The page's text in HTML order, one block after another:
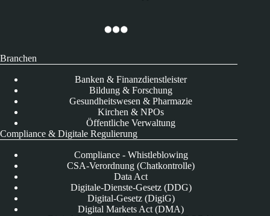
Branchen
Banken & Finanzdienstleister
Bildung & Forschung
Gesundheitswesen & Pharmazie
Kirchen & NPOs
Öffentliche Verwaltung
Compliance & Digitale Regulierung
Compliance - Whistleblowing
CSA-Verordnung (Chatkontrolle)
Data Act
Digitale-Dienste-Gesetz (DDG)
Digital-Gesetz (DigiG)
Digital Markets Act (DMA)